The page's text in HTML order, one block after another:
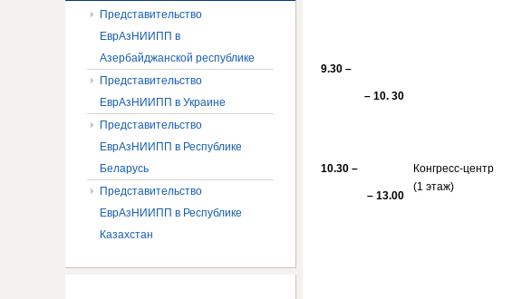
9.30 –
– 10. 30
10.30 –
– 13.00
Конгресс-центр
(1 этаж)
Представительство
ЕврАзНИИПП в
Азербайджанской республике
Представительство
ЕврАзНИИПП в Украине
Представительство
ЕврАзНИИПП в Республике
Беларусь
Представительство
ЕврАзНИИПП в Республике
Казахстан